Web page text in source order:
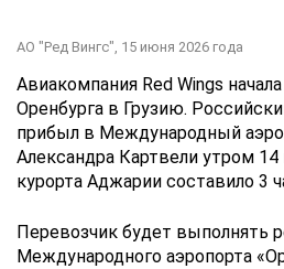
АО "Ред Вингс", 15 июня 2026 года
Авиакомпания Red Wings
Оренбурга в Грузию.
прибыл в Международный
Александра Картвели утром
курорта Аджарии составило 3
Перевозчик будет выполнять
Международного аэропорта